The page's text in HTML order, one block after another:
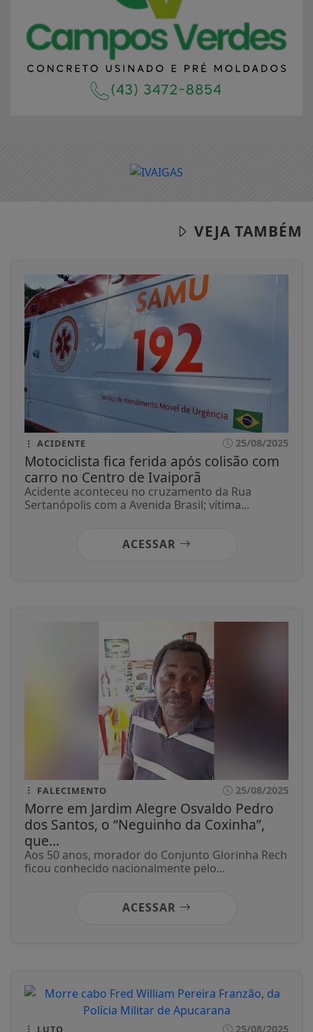
VEJA TAMBÉM
ACIDENTE 25/08/2025
Motociclista fica ferida após colisão com
carro no Centro de Ivaiporã
Acidente aconteceu no cruzamento da Rua
Sertanópolis com a Avenida Brasil; vítima...
ACESSAR
FALECIMENTO 25/08/2025
Morre em Jardim Alegre Osvaldo Pedro
dos Santos, o “Neguinho da Coxinha”,
que...
Aos 50 anos, morador do Conjunto Glorinha Rech
ficou conhecido nacionalmente pelo...
ACESSAR
LUTO 25/08/2025